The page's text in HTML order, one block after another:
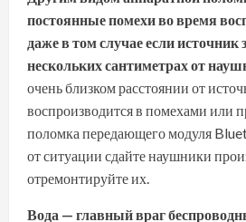
постоянные помехи во время
даже в том случае если источник
нескольких сантиметрах от
очень близком расстоянии от
воспроизводится в помехами или
поломка передающего модуля
от ситуации сдайте наушники
отремонтируйте их.
Вода — главный враг